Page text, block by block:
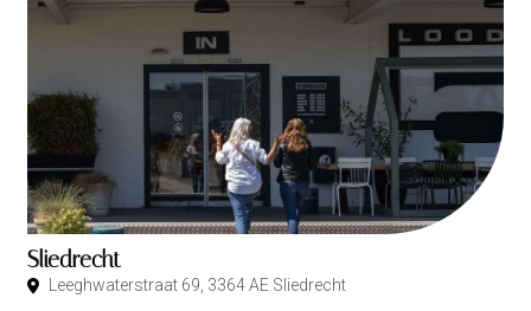
Sliedrecht
Leeghwaterstraat 69, 3364 AE Sliedrecht